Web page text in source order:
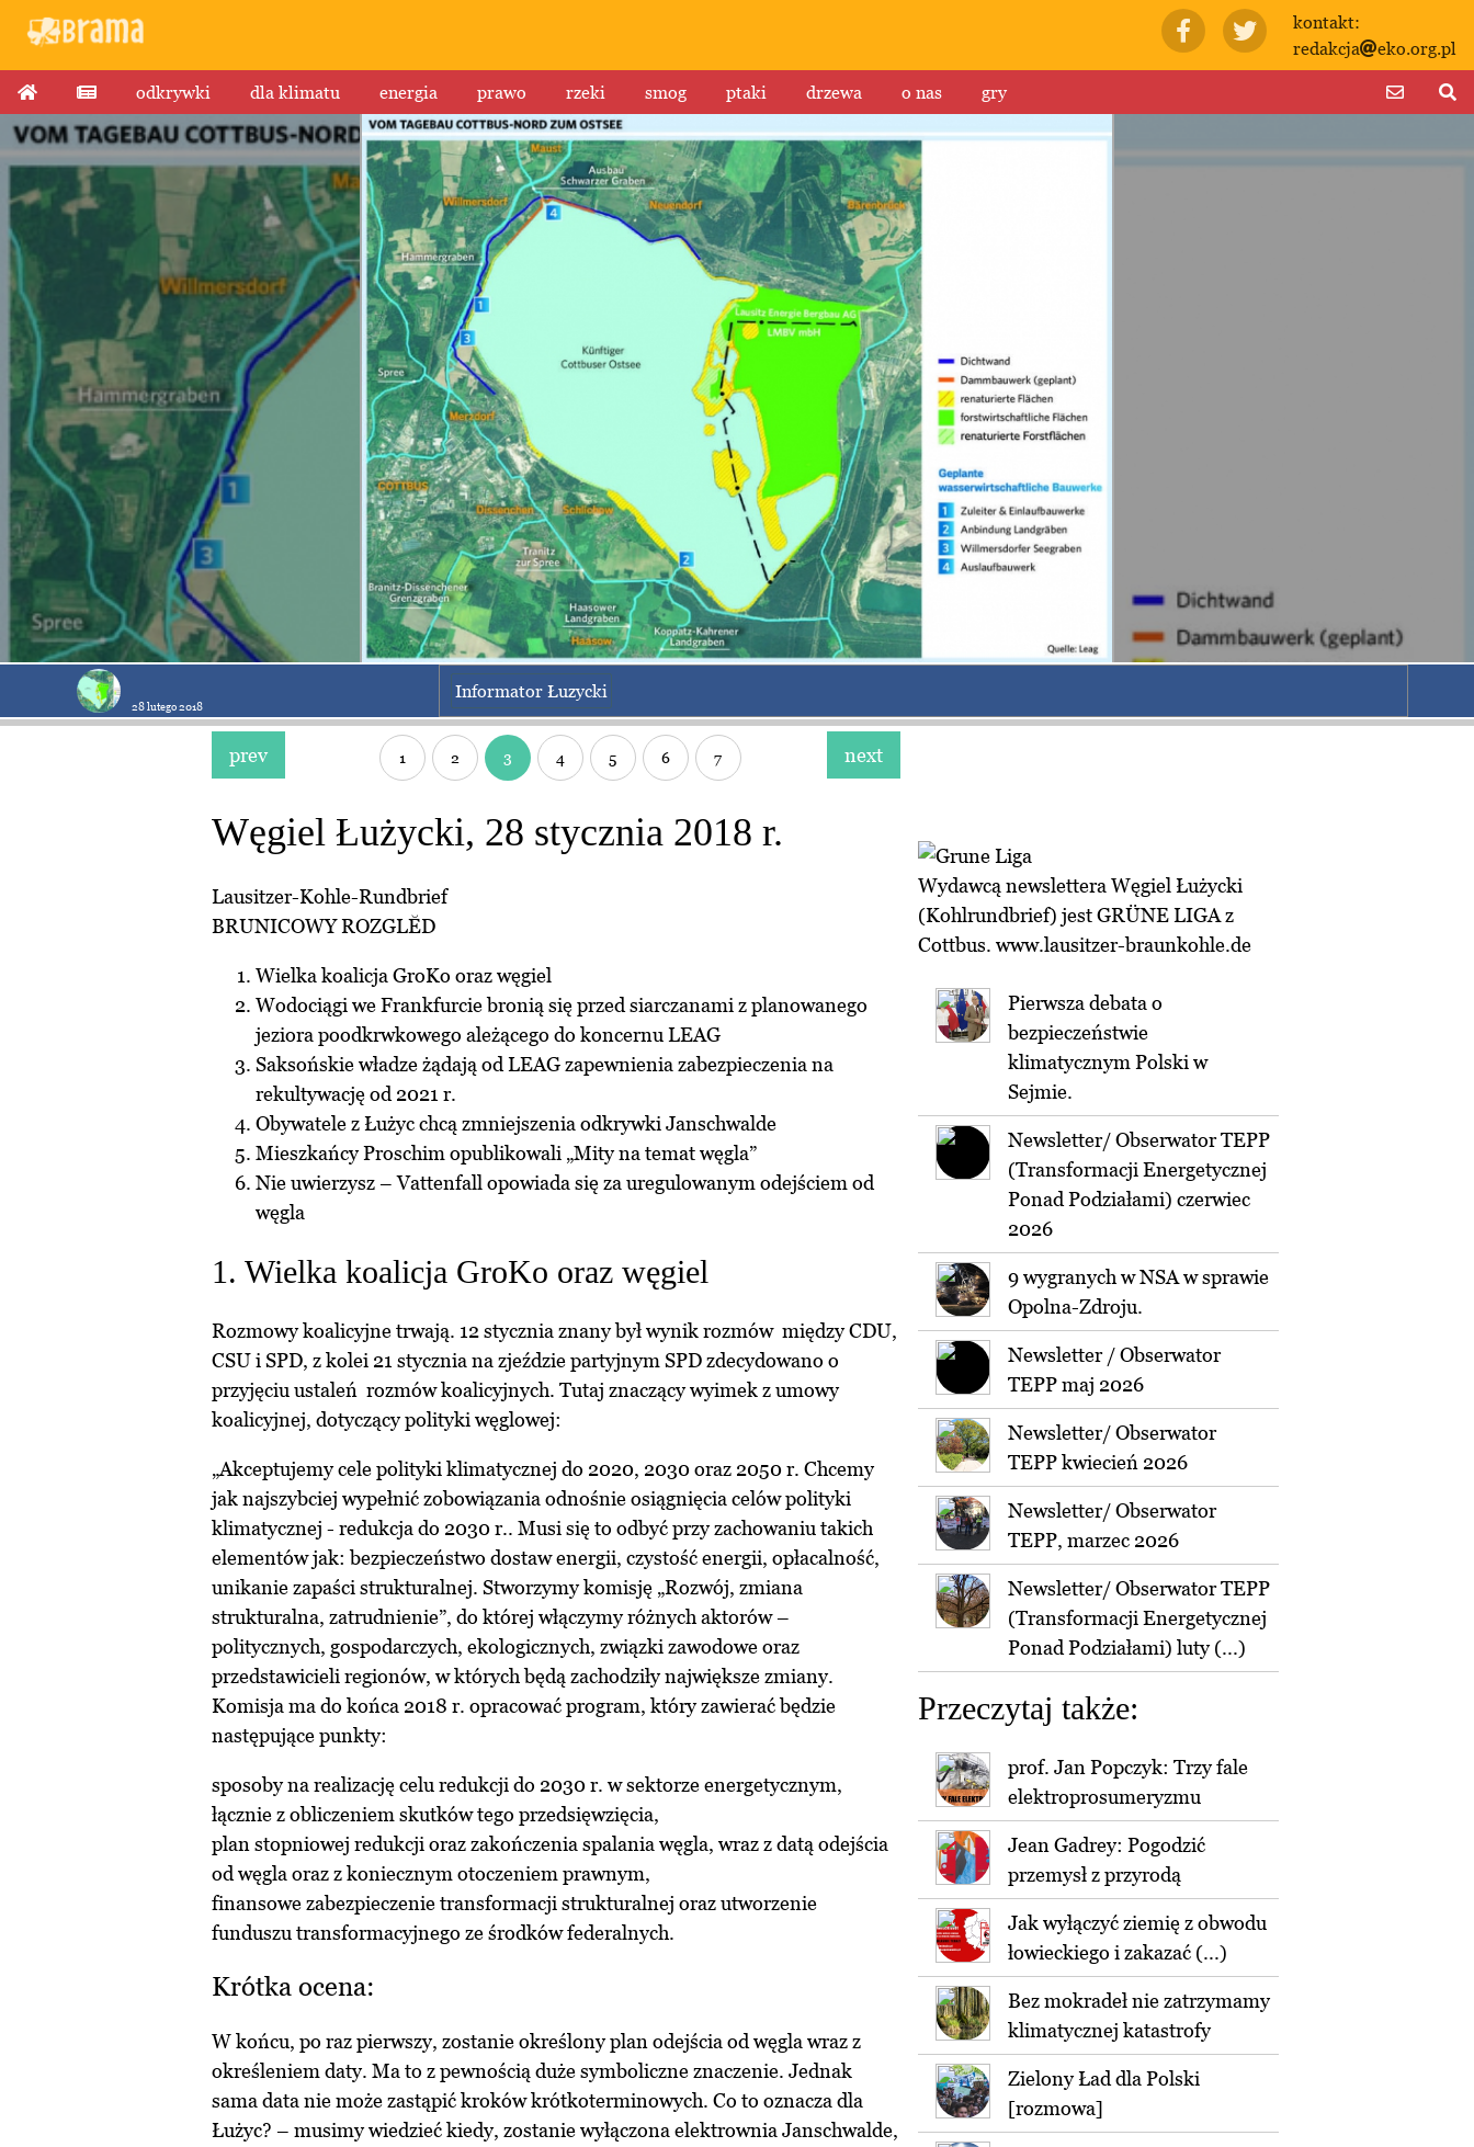
kontakt:
redakcja
eko.org.pl
odkrywki dla klimatu energia prawo rzeki smog ptaki drzewa o nas gry
28 lutego 2018
Informator Łuzycki
prev 1 2 3 4 5 6 7 next
Węgiel Łużycki, 28 stycznia 2018 r.
Lausitzer-Kohle-Rundbrief
BRUNICOWY ROZGLĔD
Wielka koalicja GroKo oraz węgiel
Wodociągi we Frankfurcie bronią się przed siarczanami z planowanego
jeziora poodkrwkowego ależącego do koncernu LEAG
Saksońskie władze żądają od LEAG zapewnienia zabezpieczenia na
rekultywację od 2021 r.
Obywatele z Łużyc chcą zmniejszenia odkrywki Janschwalde
Mieszkańcy Proschim opublikowali „Mity na temat węgla”
Nie uwierzysz – Vattenfall opowiada się za uregulowanym odejściem od
węgla
1. Wielka koalicja GroKo oraz węgiel
Rozmowy koalicyjne trwają. 12 stycznia znany był wynik rozmów między CDU,
CSU i SPD, z kolei 21 stycznia na zjeździe partyjnym SPD zdecydowano o
przyjęciu ustaleń rozmów koalicyjnych. Tutaj znaczący wyimek z umowy
koalicyjnej, dotyczący polityki węglowej:
„Akceptujemy cele polityki klimatycznej do 2020, 2030 oraz 2050 r. Chcemy
jak najszybciej wypełnić zobowiązania odnośnie osiągnięcia celów polityki
klimatycznej - redukcja do 2030 r.. Musi się to odbyć przy zachowaniu takich
elementów jak: bezpieczeństwo dostaw energii, czystość energii, opłacalność,
unikanie zapaści strukturalnej. Stworzymy komisję „Rozwój, zmiana
strukturalna, zatrudnienie”, do której włączymy różnych aktorów –
politycznych, gospodarczych, ekologicznych, związki zawodowe oraz
przedstawicieli regionów, w których będą zachodziły największe zmiany.
Komisja ma do końca 2018 r. opracować program, który zawierać będzie
następujące punkty:
sposoby na realizację celu redukcji do 2030 r. w sektorze energetycznym,
łącznie z obliczeniem skutków tego przedsięwzięcia,
plan stopniowej redukcji oraz zakończenia spalania węgla, wraz z datą odejścia
od węgla oraz z koniecznym otoczeniem prawnym,
finansowe zabezpieczenie transformacji strukturalnej oraz utworzenie
funduszu transformacyjnego ze środków federalnych.
Krótka ocena:
W końcu, po raz pierwszy, zostanie określony plan odejścia od węgla wraz z
określeniem daty. Ma to z pewnością duże symboliczne znaczenie. Jednak
sama data nie może zastąpić kroków krótkoterminowych. Co to oznacza dla
Łużyc? – musimy wiedzieć kiedy, zostanie wyłączona elektrownia Janschwalde,
Wydawcą newslettera Węgiel Łużycki
(Kohlrundbrief) jest GRÜNE LIGA z
Cottbus. www.lausitzer-braunkohle.de
Pierwsza debata o
bezpieczeństwie
klimatycznym Polski w
Sejmie.
Newsletter/ Obserwator TEPP
(Transformacji Energetycznej
Ponad Podziałami) czerwiec
2026
9 wygranych w NSA w sprawie
Opolna-Zdroju.
Newsletter / Obserwator
TEPP maj 2026
Newsletter/ Obserwator
TEPP kwiecień 2026
Newsletter/ Obserwator
TEPP, marzec 2026
Newsletter/ Obserwator TEPP
(Transformacji Energetycznej
Ponad Podziałami) luty (...)
Przeczytaj także:
prof. Jan Popczyk: Trzy fale
elektroprosumeryzmu
Jean Gadrey: Pogodzić
przemysł z przyrodą
Jak wyłączyć ziemię z obwodu
łowieckiego i zakazać (...)
Bez mokradeł nie zatrzymamy
klimatycznej katastrofy
Zielony Ład dla Polski
[rozmowa]